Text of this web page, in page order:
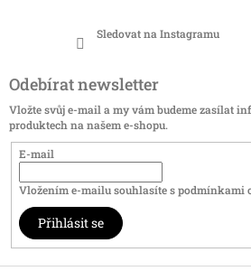
Sledovat na Instagramu
Odebírat newsletter
Vložte svůj e-mail a my vám budeme zasílat
produktech na našem e-shopu.
E-mail
Vložením e-mailu souhlasíte spodmínkami
Přihlásit se